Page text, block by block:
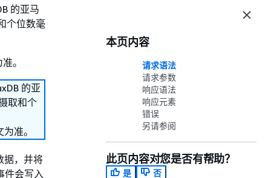
的亚马
个位数毫
。
的亚
取和个
准。
据，并将
件会写入
本页内容
请求语法
请求参数
响应语法
响应元素
错误
另请参阅
此页内容对您是否有帮助？
是
否